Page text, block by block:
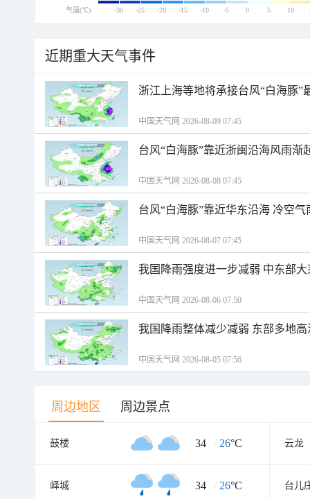
气温(℃) -30 -25 -20 -15 -10 -5 0 5 10
近期重大天气事件
浙江上海等地将承接台风“白海豚”
中国天气网 2026-08-09 07:45
台风“白海豚”靠近浙闽沿海风雨渐
中国天气网 2026-08-08 07:45
台风“白海豚”靠近华东沿海 冷空
中国天气网 2026-08-07 07:45
我国降雨强度进一步减弱 中东部
中国天气网 2026-08-06 07:50
我国降雨整体减少减弱 东部多地
中国天气网 2026-08-05 07:56
周边地区 周边景点
鼓楼 34 / 26°C 云龙
峄城 34 / 26°C 台儿